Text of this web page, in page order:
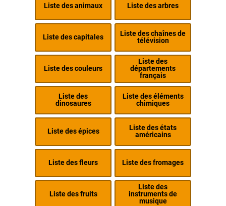
Liste des animaux Liste des arbres
Liste des capitales
Liste des chaînes de
télévision
Liste des couleurs
Liste des
départements
français
Liste des
dinosaures
Liste des éléments
chimiques
Liste des épices
Liste des états
américains
Liste des fleurs Liste des fromages
Liste des fruits
Liste des
instruments de
musique